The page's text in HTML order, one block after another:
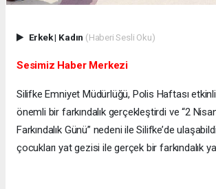
Erkek| Kadın (Haberi Sesli Oku)
Sesimiz Haber Merkezi
Silifke Emniyet Müdürlüğü, Polis Haftası
önemli bir farkındalık gerçekleştirdi ve “2
Farkındalık Günü” nedeni ile Silifke’de
çocukları yat gezisi ile gerçek bir farkındalık